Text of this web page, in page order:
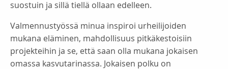
suostuin ja sillä tiellä ollaan edelleen.
Valmennustyössä minua inspiroi urheilijoiden
mukana eläminen, mahdollisuus pitkäkestoisiin
projekteihin ja se, että saan olla mukana jokaisen
omassa kasvutarinassa. Jokaisen polku on